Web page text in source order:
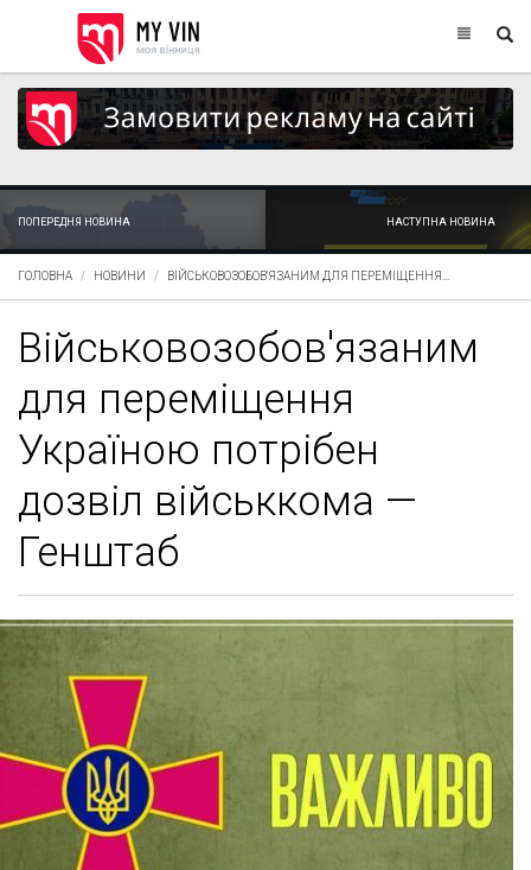
ПОПЕРЕДНЯ НОВИНА НАСТУПНА НОВИНА
ГОЛОВНА НОВИНИ ВІЙСЬКОВОЗОБОВ'ЯЗАНИМ ДЛЯ ПЕРЕМІЩЕННЯ...
Військовозобов'язаним
для переміщення
Україною потрібен
дозвіл військкома —
Генштаб